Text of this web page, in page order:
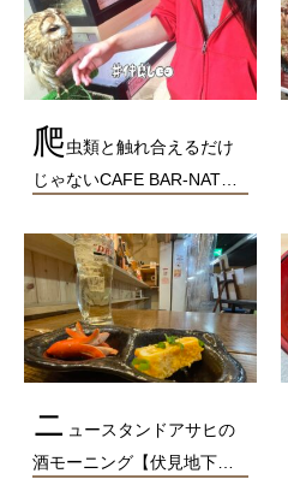
爬虫類と触れ合えるだけ
じゃないCAFE BAR-NAT…
ニ ュースタンドアサヒの
酒モーニング【伏見地下…